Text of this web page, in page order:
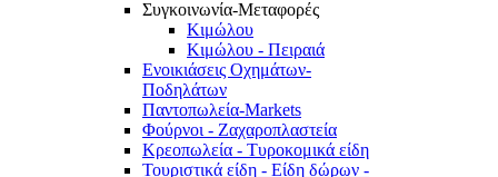
Συγκοινωνία-Μεταφορές
Κιμώλου
Κιμώλου - Πειραιά
Ενοικιάσεις Οχημάτων-
Ποδηλάτων
Παντοπωλεία-Markets
Φούρνοι - Ζαχαροπλαστεία
Κρεοπωλεία - Τυροκομικά είδη
Τουριστικά είδη - Είδη δώρων -